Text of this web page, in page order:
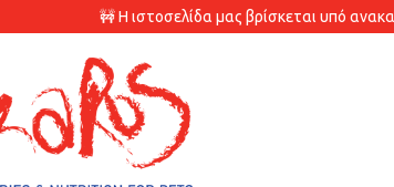
🚧 Η ιστοσελίδα μας βρίσκεται υπό